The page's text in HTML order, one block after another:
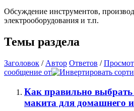
Обсуждение инструментов,
электрооборудования и т.п.
Темы раздела
Заголовок / Автор Ответов /
сообщение от
Как правильно
макита для домашнего